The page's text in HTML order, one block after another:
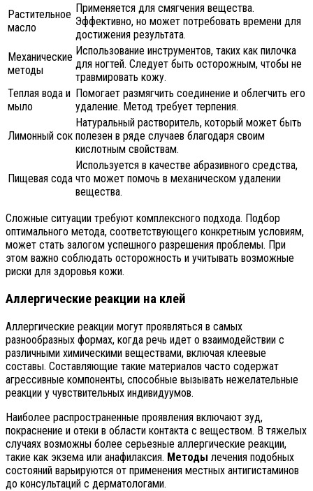
Растительное
масло
Применяется для смягчения вещества.
Эффективно, но может потребовать времени для
достижения результата.
Механические
методы
Использование инструментов, таких как пилочка
для ногтей. Следует быть осторожным, чтобы не
травмировать кожу.
Теплая вода и
мыло
Помогает размягчить соединение и облегчить его
удаление. Метод требует терпения.
Лимонный сок
Натуральный растворитель, который может быть
полезен в ряде случаев благодаря своим
кислотным свойствам.
Пищевая сода
Используется в качестве абразивного средства,
что может помочь в механическом удалении
вещества.
Сложные ситуации требуют комплексного подхода. Подбор
оптимального метода, соответствующего конкретным условиям,
может стать залогом успешного разрешения проблемы. При
этом важно соблюдать осторожность и учитывать возможные
риски для здоровья кожи.
Аллергические реакции на клей
Аллергические реакции могут проявляться в самых
разнообразных формах, когда речь идет о взаимодействии с
различными химическими веществами, включая клеевые
составы. Составляющие такие материалов часто содержат
агрессивные компоненты, способные вызывать нежелательные
реакции у чувствительных индивидуумов.
Наиболее распространенные проявления включают зуд,
покраснение и отеки в области контакта с веществом. В тяжелых
случаях возможны более серьезные аллергические реакции,
такие как экзема или анафилаксия. Методы лечения подобных
состояний варьируются от применения местных антигистаминов
до консультаций с дерматологами.